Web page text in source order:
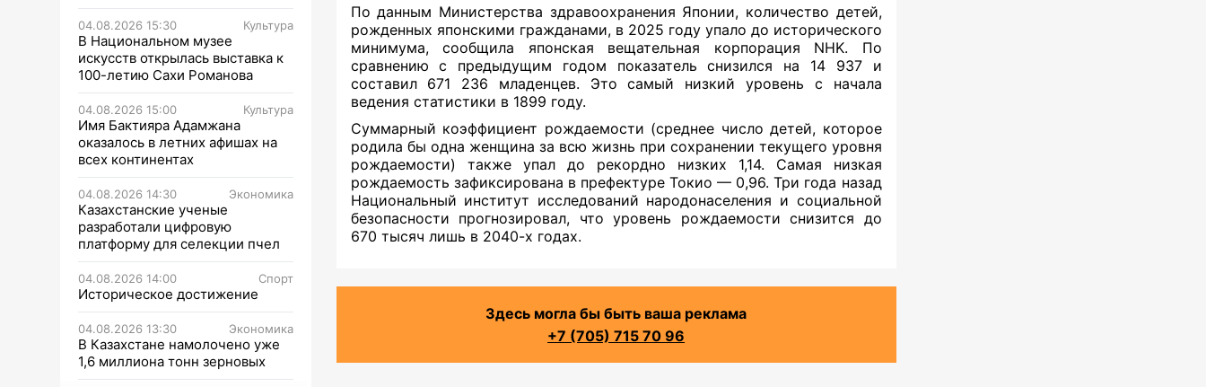
04.08.2026 15:30 Культура
В Национальном музее
искусств открылась выставка к
100-летию Сахи Романова
04.08.2026 15:00 Культура
Имя Бактияра Адамжана
оказалось в летних афишах на
всех континентах
04.08.2026 14:30 Экономика
Казахстанские ученые
разработали цифровую
платформу для селекции пчел
04.08.2026 14:00 Спорт
Историческое достижение
04.08.2026 13:30 Экономика
В Казахстане намолочено уже
1,6 миллиона тонн зерновых
По данным Министерства здравоохранения Японии, количество детей,
рожденных японскими гражданами, в 2025 году упало до исторического
минимума, сообщила японская вещательная корпорация NHK. По
сравнению с предыдущим годом показатель снизился на 14 937 и
составил 671 236 младенцев. Это самый низкий уровень с начала
ведения статистики в 1899 году.
Суммарный коэффициент рождаемости (среднее число детей, которое
родила бы одна женщина за всю жизнь при сохранении текущего уровня
рождаемости) также упал до рекордно низких 1,14. Самая низкая
рождаемость зафиксирована в префектуре Токио — 0,96. Три года назад
Национальный институт исследований народонаселения и социальной
безопасности прогнозировал, что уровень рождаемости снизится до
670 тысяч лишь в 2040-х годах.
Здесь могла бы быть ваша реклама
+7 (705) 715 70 96